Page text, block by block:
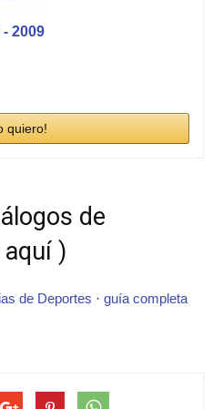
2009
quiero!
de
)
de Deportes · guía completa